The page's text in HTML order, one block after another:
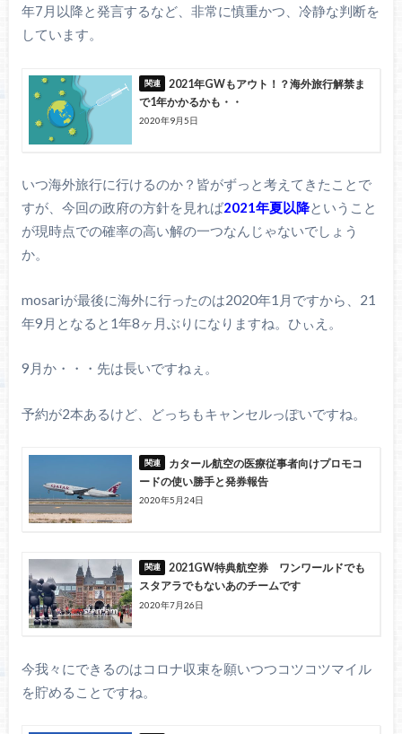
年7月以降と発言するなど、非常に慎重かつ、冷静な判断を
しています。
2021年GWもアウト！？海外旅行解禁ま
で1年かかるかも・・
2020年9月5日
いつ海外旅行に行けるのか？皆がずっと考えてきたことで
すが、今回の政府の方針を見れば2021年夏以降ということ
が現時点での確率の高い解の一つなんじゃないでしょう
か。
mosariが最後に海外に行ったのは2020年1月ですから、21
年9月となると1年8ヶ月ぶりになりますね。ひぃえ。
9月か・・・先は長いですねぇ。
予約が2本あるけど、どっちもキャンセルっぽいですね。
カタール航空の医療従事者向けプロモコ
ードの使い勝手と発券報告
2020年5月24日
2021GW特典航空券 ワンワールドでも
スタアラでもないあのチームです
2020年7月26日
今我々にできるのはコロナ収束を願いつつコツコツマイル
を貯めることですね。